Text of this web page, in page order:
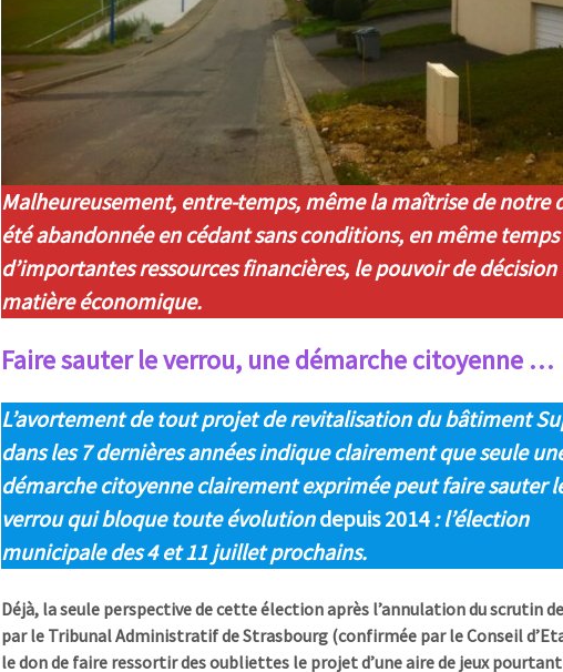
Malheureusement, entre-temps, même la maîtrise de notre
été abandonnée en cédant sans conditions, en même
d’importantes ressources financières, le pouvoir de décision
matière économique.
Faire sauter le verrou, une démarche citoyenne …
L’avortement de tout projet de revitalisation du bâtiment
dans les 7 dernières années indique clairement que seule
démarche citoyenne clairement exprimée peut faire sauter
verrou qui bloque toute évolutiondepuis 2014: l’élection
municipale des 4 et 11 juillet prochains.
Déjà, la seule perspective de cette élection après l’annulation du scrutin
par le Tribunal Administratif de Strasbourg (confirmée par le Conseil
le don de faire ressortir des oubliettes le projet d’une aire de jeux pourtant